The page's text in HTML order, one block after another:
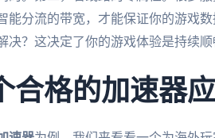
能分流的带宽，才能保证你的游戏
决？这决定了你的游戏体验是持续
合格的加速器